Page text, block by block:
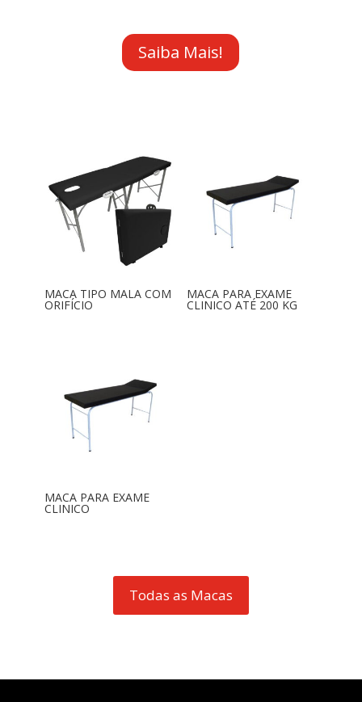
Saiba Mais!
MACA TIPO MALA COM
ORIFÍCIO
MACA PARA EXAME
CLINICO ATÉ 200 KG
MACA PARA EXAME
CLINICO
Todas as Macas